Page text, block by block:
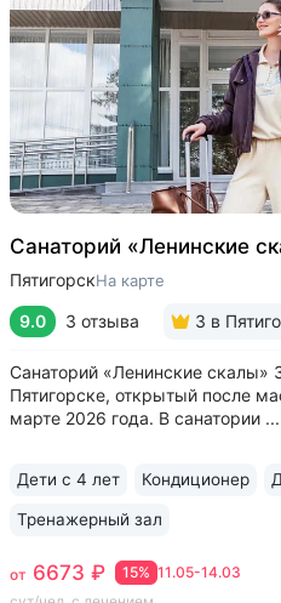
Санаторий «Ленинские
ПятигорскНа карте
9.0 3 отзыва 3 в
Санаторий «Ленинские скалы»
Пятигорске, открытый после
марте 2026 года. В санатории ...
11.05-14.03
15%
от 6673 ₽
Дети с 4 лет Кондиционер
Тренажерный зал